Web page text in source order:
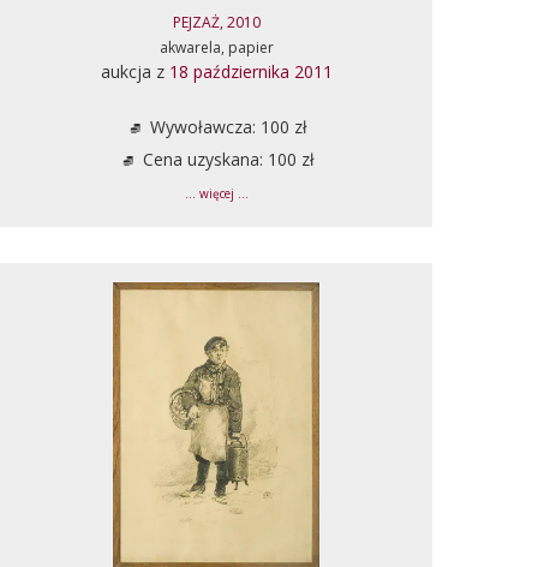
PEJZAŻ, 2010
akwarela, papier
aukcja z 18 października 2011
Wywoławcza: 100 zł
Cena uzyskana: 100 zł
... więcej ...